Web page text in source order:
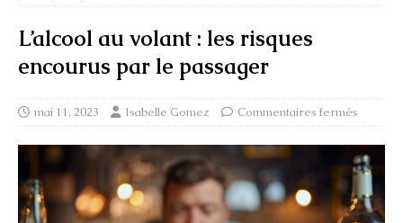
L’alcool au volant : les risques
encourus par le passager
mai 11, 2023 Isabelle Gomez Commentaires fermés